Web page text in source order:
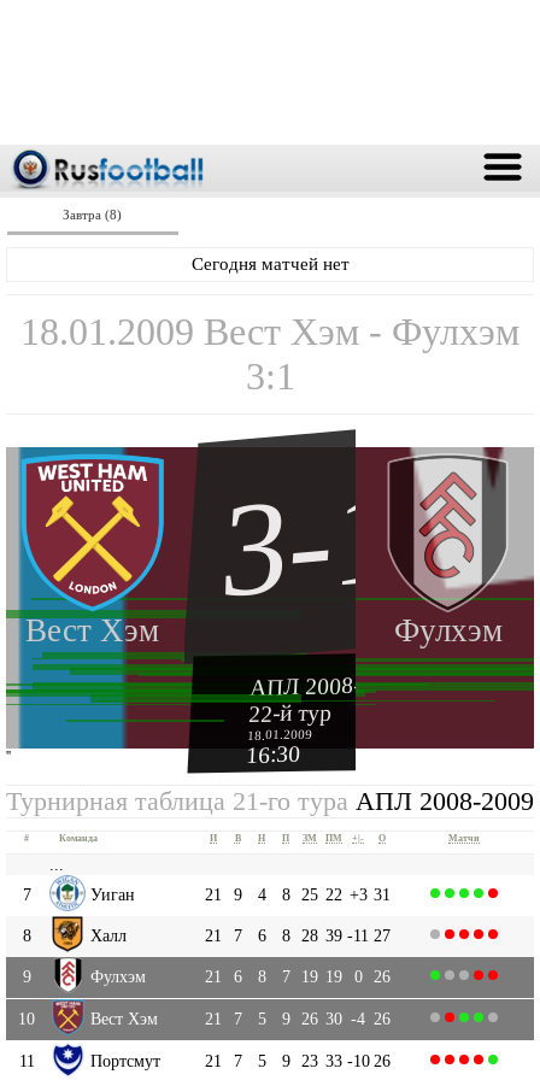
Завтра (8)
Сегодня матчей нет
18.01.2009 Вест Хэм - Фулхэм
3:1
Вест Хэм Фулхэм
3-1
АПЛ 2008-2009
22-й тур
18.01.2009
16:30
''
Турнирная таблица 21-го тура АПЛ 2008-2009
# Команда И В Н П ЗМ ПМ +|- О Матчи
7
Уиган 21 9 4 8 25 22 +3 31
8 Халл 21 7 6 8 28 39 -11 27
9 Фулхэм 21 6 8 7 19 19 0 26
10 Вест Хэм 21 7 5 9 26 30 -4 26
11 Портсмут 21 7 5 9 23 33 -10 26